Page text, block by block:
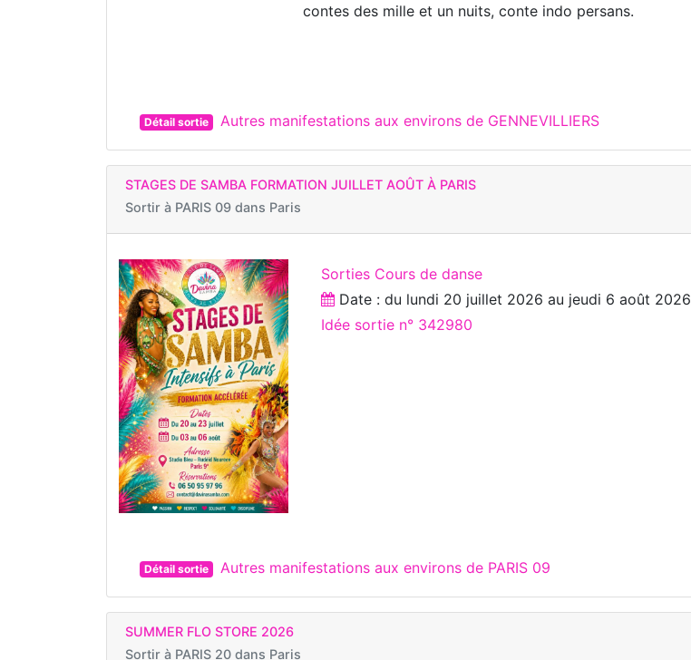
contes des mille et un nuits, conte indo persans.
Détail sortie Autres manifestations aux environs de GENNEVILLIERS
STAGES DE SAMBA FORMATION JUILLET AOÛT À PARIS
Sortir à PARIS 09 dans Paris
Sorties Cours de danse
Date : du lundi 20 juillet 2026 au jeudi 6 août 2026
Idée sortie n° 342980
Détail sortie Autres manifestations aux environs de PARIS 09
SUMMER FLO STORE 2026
Sortir à PARIS 20 dans Paris